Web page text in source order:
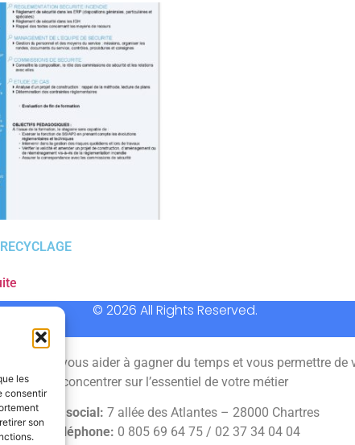
les
consentir
son
© 2026 All Rights Reserved.
permet de vous aider à gagner du temps et vous permettre de
concentrer sur l’essentiel de votre métier
Siège social: 7 allée des Atlantes – 28000 Chartres
Téléphone: 0 805 69 64 75 / 02 37 34 04 04